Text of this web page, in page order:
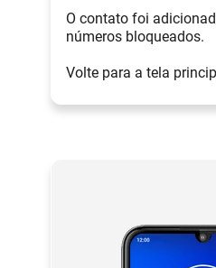
O contato foi
números bloqueados.
Volte para a tela